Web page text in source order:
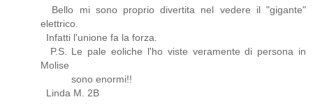
Bello mi sono proprio divertita nel vedere il "gigante"
elettrico.
Infatti l'unione fa la forza.
P.S. Le pale eoliche l'ho viste veramente di persona in
Molise
sono enormi!!
Linda M. 2B